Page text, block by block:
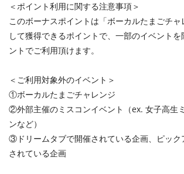
＜ポイント利用に関する注意事項＞
このボーナスポイントは「ボーカルたまごチャ
して獲得できるポイントで、一部のイベント
ントでご利用頂けます。
＜ご利用対象外のイベント＞
①ボーカルたまごチャレンジ
②外部主催のミスコンイベント（ex. 女子高生
ンなど）
③ドリームタブで開催されている企画、ピック
されている企画